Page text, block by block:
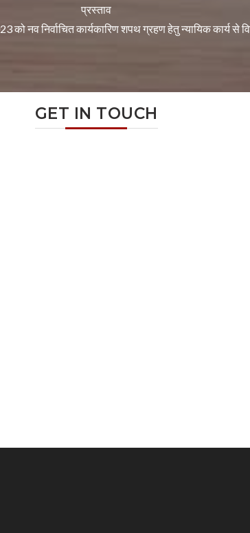
प्रस्ताव
दिनांक 25.01.2023 को नव निर्वाचित कार्यकारिण शपथ ग्रहण हेतु न्यायिक कार्य से विरत
प्रस्ताव
दिनांक 23.01.2023 को सुभाष चन्द्र जयन्ती होने के कारण न्यायिक कार्य से विरत
GET IN TOUCH